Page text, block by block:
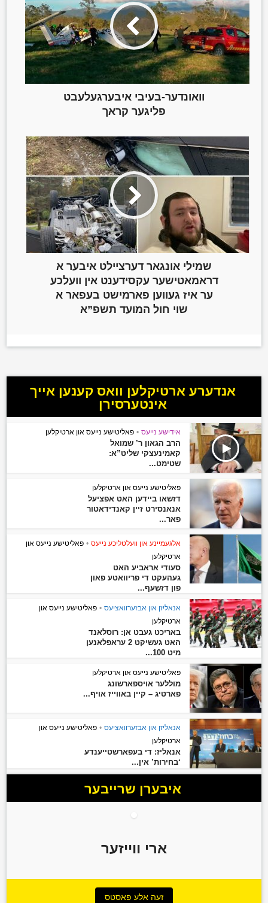
וואונדער-בעיבי איבערגעלעבט
פליגער קראך
שמילי אונגאר דערציילט איבער א
דראמאטישער עקסידענט אין וועלכע
ער איז געווען פארמישט בעפאר א
שוי חול המועד תשפ”א‎
אנדערע ארטיקלען וואס קענען אייך
אינטערסירן
אידישע נייעס • פאליטישע נייעס און ארטיקלען
הרב הגאון ר’ שמואל
קאמינעצקי שליט”א:
שטימט...
פאליטישע נייעס און ארטיקלען
דזשאו ביידען האט אפציעל
אנאנסירט זיין קאנדידאטור
פאר...
אלגעמיינע און וועלטליכע נייעס • פאליטישע נייעס און
ארטיקלען
סעודי אראביע האט
געהעקט די פריוואטע פאון
פון דזשעף...
אנאליזן און אבזערוואציעס • פאליטישע נייעס און
ארטיקלען
באריכט געבט אן: רוסלאנד
האט געשיקט 2 עראפלאנען
מיט 100...
פאליטישע נייעס און ארטיקלען
מוללער אויספארשונג
פארטיג – קיין באווייז אויף...
אנאליזן און אבזערוואציעס • פאליטישע נייעס און
ארטיקלען
אנאליז: די בעפארשטייענדע
‘בחירות’ אין...
איבערן שרייבער
ארי ווייזער
זעה אלע פאסטס